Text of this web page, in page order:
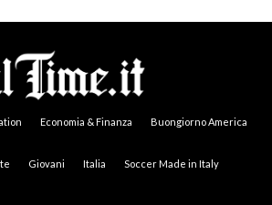
Economia & Finanza Buongiorno America
Giovani Italia Soccer Made in Italy